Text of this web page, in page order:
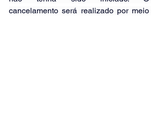
cancelamento será realizado por meio